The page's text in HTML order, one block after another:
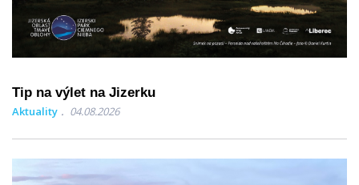
Tip na výlet na Jizerku
Aktuality 04.08.2026